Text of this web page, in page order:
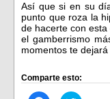
Así que si en su
punto que roza la
de hacerte con
el gamberrismo
momentos te
Comparte esto: